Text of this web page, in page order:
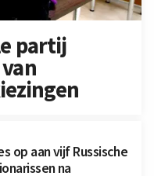
partij
op aan vijf Russische
na